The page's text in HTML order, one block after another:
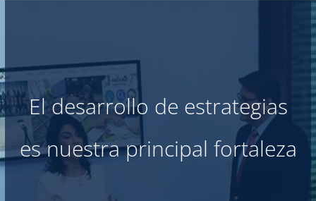
El desarrollo de estrategias
es nuestra principal fortaleza